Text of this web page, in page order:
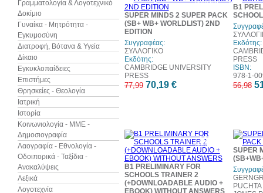
Γραμματολογία & Λογοτεχνικό
Δοκίμιο
Γυναίκα - Μητρότητα -
Εγκυμοσύνη
Διατροφή, Βότανα & Υγεία
Δίκαιο
Εγκυκλοπαίδειες
Επιστήμες
Θρησκείες - Θεολογία
Ιατρική
Ιστορία
Κοινωνιολογία - ΜΜΕ -
Δημοσιογραφία
Λαογραφία - Εθνολογία -
Οδοιπορικά - Ταξίδια -
Ανακαλύψεις
Λεξικά
Λογοτεχνία
έκπτωση
SUPER MINDS 2 SUPER PACK
(SB+ WB+ WORLDLIST) 2ND
EDITION
Συγγραφέας:
ΣΥΛΛΟΓΙΚΟ
Εκδότης:
CAMBRIDGE UNIVERSITY
PRESS
77,99 70,19 €
B1
Εκδότης:
PRESS
ISBN:
978-1-
56,98
10%
έκπτωση
B1 PRELIMINARY FOR
SCHOOLS TRAINER 2
(+DOWNLOADABLE AUDIO +
EBOOK) WITHOUT ANSWERS
SUPER